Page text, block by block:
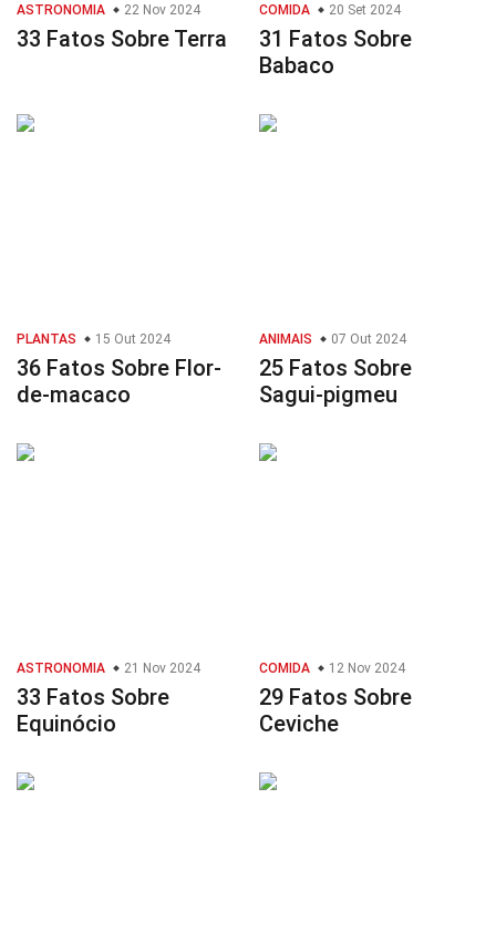
ASTRONOMIA 22 Nov 2024
33 Fatos Sobre Terra
COMIDA 20 Set 2024
31 Fatos Sobre
Babaco
PLANTAS 15 Out 2024
36 Fatos Sobre Flor-
de-macaco
ANIMAIS 07 Out 2024
25 Fatos Sobre
Sagui-pigmeu
ASTRONOMIA 21 Nov 2024
33 Fatos Sobre
Equinócio
COMIDA 12 Nov 2024
29 Fatos Sobre
Ceviche